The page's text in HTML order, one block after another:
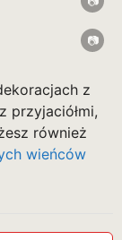
z
przyjaciółmi,
również
wieńców